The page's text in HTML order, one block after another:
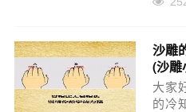
文章
的问
沙雕
(沙雕
大家
的冷